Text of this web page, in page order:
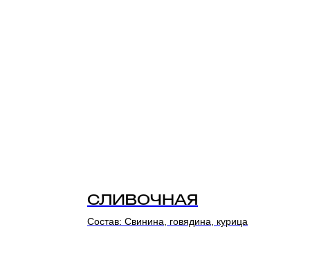
СЛИВОЧНАЯ
Состав: Свинина, говядина, курица